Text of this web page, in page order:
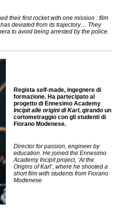
their first rocket with one mission : film
deviated from its trajectory… They
to avoid being arrested by the police.
Regista self-made, ingegnere di
formazione. Ha partecipato al
progetto di Ennesimo Academy
Incipit alle origini di Karl, girando un
cortometraggio con gli studenti di
Fiorano Modenese.
Director for passion, engineer by
education. He joined the Ennesimo
Academy Incipit project, ‘At the
Origins of Karl’, where he shooted a
short film with students from Fiorano
Modenese.